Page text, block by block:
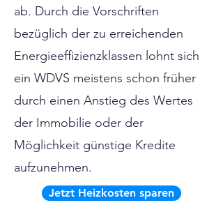
ab. Durch die Vorschriften
bezüglich der zu erreichenden
Energieeffizienzklassen lohnt sich
ein WDVS meistens schon früher
durch einen Anstieg des Wertes
der Immobilie oder der
Möglichkeit günstige Kredite
aufzunehmen.
Jetzt Heizkosten sparen